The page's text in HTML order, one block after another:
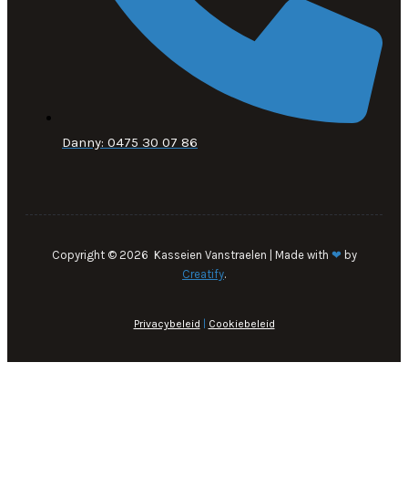
Danny: 0475 30 07 86
Copyright © 2026 Kasseien Vanstraelen | Made with ❤ by
Creatify.
Privacybeleid Cookiebeleid